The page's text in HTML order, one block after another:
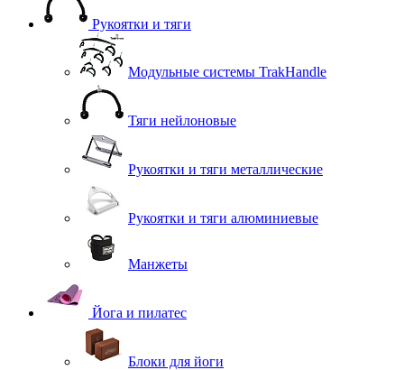
Рукоятки и тяги
Модульные системы TrakHandle
Тяги нейлоновые
Рукоятки и тяги металлические
Рукоятки и тяги алюминиевые
Манжеты
Йога и пилатес
Блоки для йоги